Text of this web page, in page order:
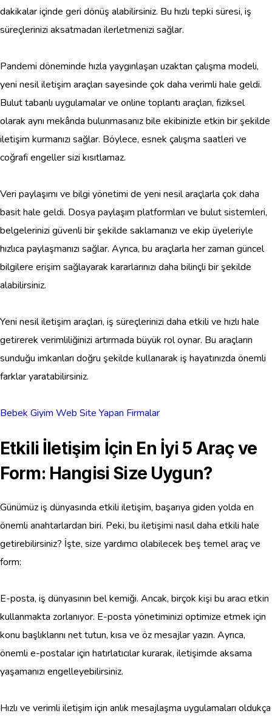
dakikalar içinde geri dönüş alabilirsiniz. Bu hızlı tepki süresi, iş
süreçlerinizi aksatmadan ilerletmenizi sağlar.
Pandemi döneminde hızla yaygınlaşan uzaktan çalışma modeli,
yeni nesil iletişim araçları sayesinde çok daha verimli hale geldi.
Bulut tabanlı uygulamalar ve online toplantı araçları, fiziksel
olarak aynı mekânda bulunmasanız bile ekibinizle etkin bir şekilde
iletişim kurmanızı sağlar. Böylece, esnek çalışma saatleri ve
coğrafi engeller sizi kısıtlamaz.
Veri paylaşımı ve bilgi yönetimi de yeni nesil araçlarla çok daha
basit hale geldi. Dosya paylaşım platformları ve bulut sistemleri,
belgelerinizi güvenli bir şekilde saklamanızı ve ekip üyeleriyle
hızlıca paylaşmanızı sağlar. Ayrıca, bu araçlarla her zaman güncel
bilgilere erişim sağlayarak kararlarınızı daha bilinçli bir şekilde
alabilirsiniz.
Yeni nesil iletişim araçları, iş süreçlerinizi daha etkili ve hızlı hale
getirerek verimliliğinizi artırmada büyük rol oynar. Bu araçların
sunduğu imkanları doğru şekilde kullanarak iş hayatınızda önemli
farklar yaratabilirsiniz.
Bebek Giyim Web Site Yapan Firmalar
Etkili İletişim İçin En İyi 5 Araç ve
Form: Hangisi Size Uygun?
Günümüz iş dünyasında etkili iletişim, başarıya giden yolda en
önemli anahtarlardan biri. Peki, bu iletişimi nasıl daha etkili hale
getirebilirsiniz? İşte, size yardımcı olabilecek beş temel araç ve
form:
E-posta, iş dünyasının bel kemiği. Ancak, birçok kişi bu aracı etkin
kullanmakta zorlanıyor. E-posta yönetiminizi optimize etmek için
konu başlıklarını net tutun, kısa ve öz mesajlar yazın. Ayrıca,
önemli e-postalar için hatırlatıcılar kurarak, iletişimde aksama
yaşamanızı engelleyebilirsiniz.
Hızlı ve verimli iletişim için anlık mesajlaşma uygulamaları oldukça